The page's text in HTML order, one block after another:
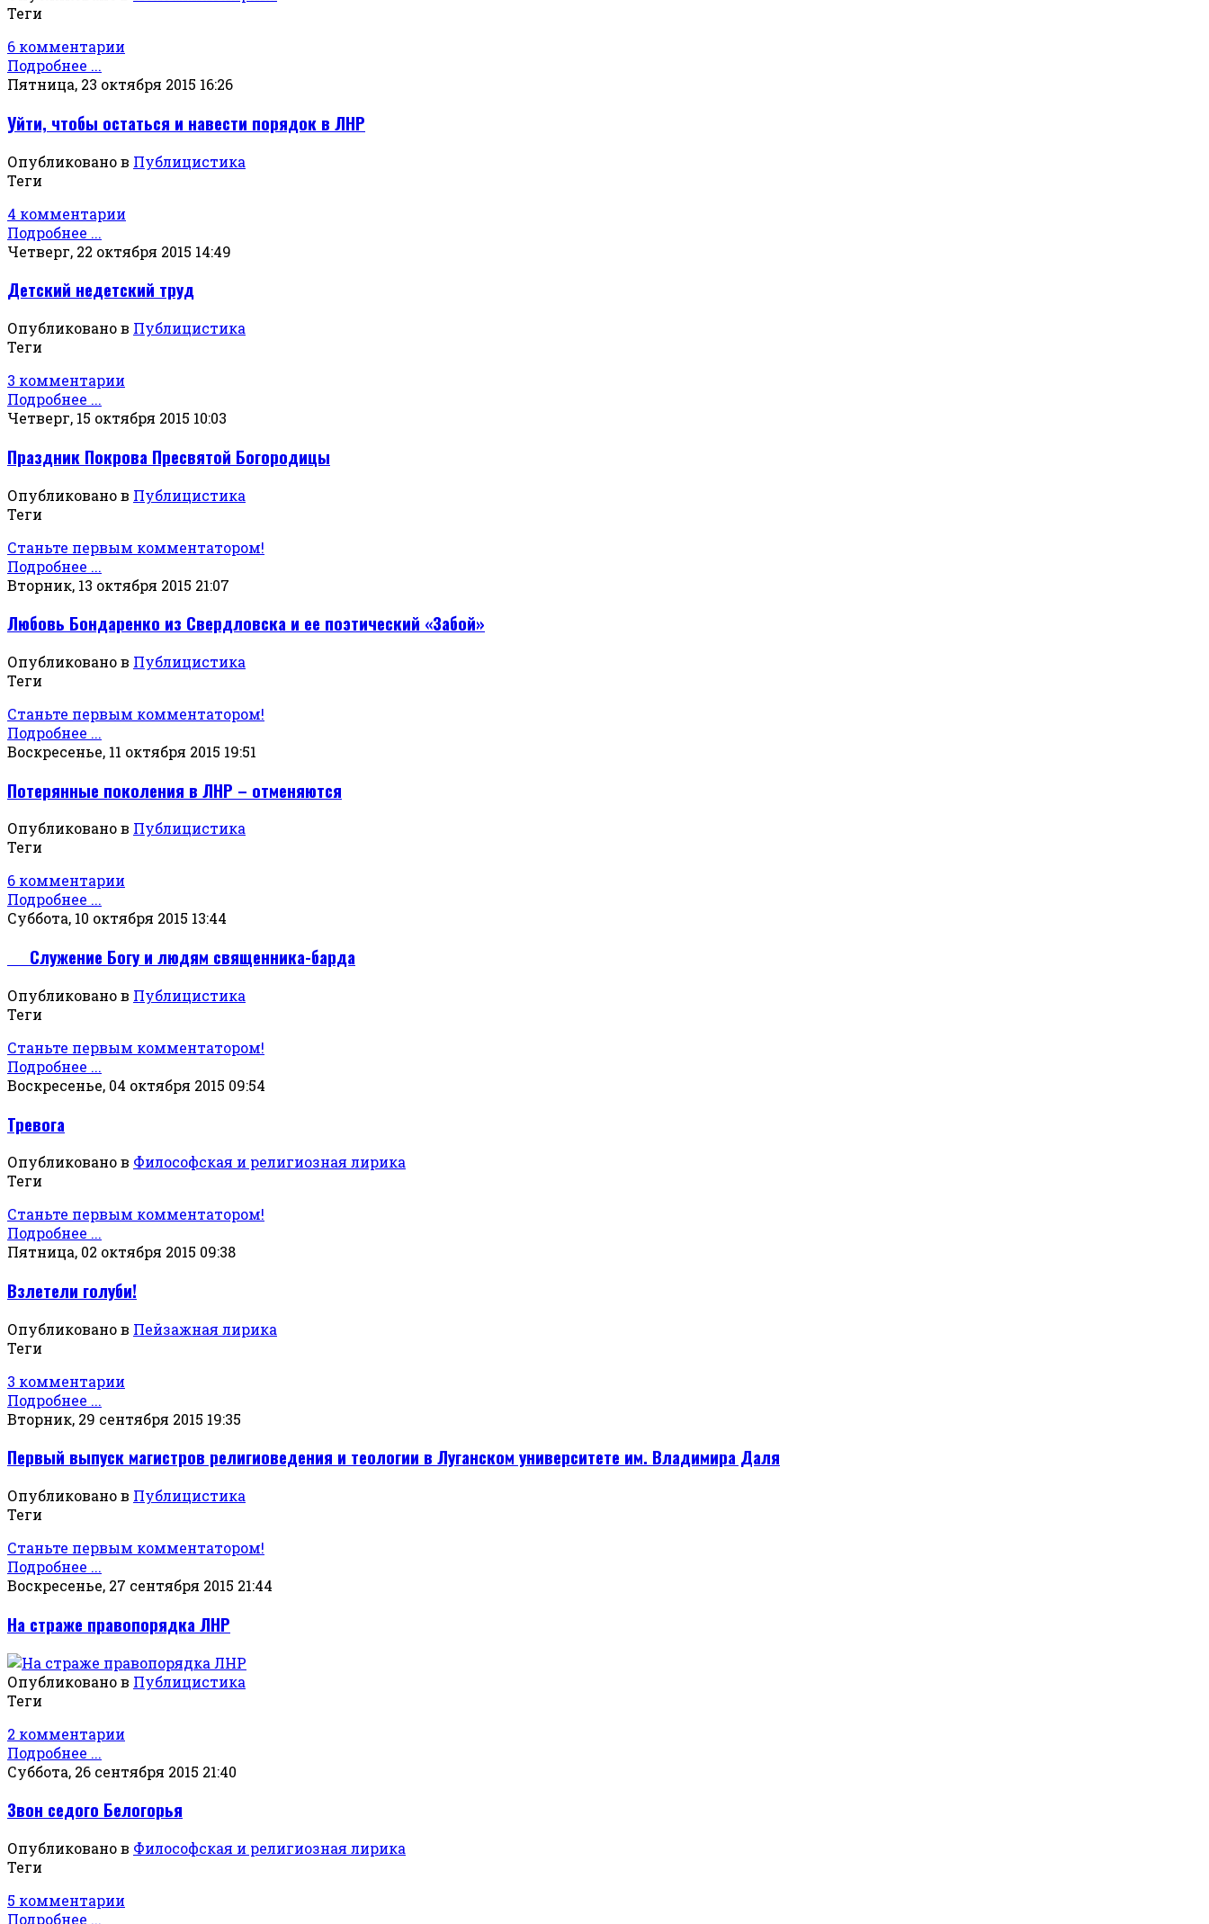
Теги
6 комментарии
Подробнее ...
Пятница, 23 октября 2015 16:26
Уйти, чтобы остаться и навести порядок в ЛНР
Опубликовано в Публицистика
Теги
4 комментарии
Подробнее ...
Четверг, 22 октября 2015 14:49
Детский недетский труд
Опубликовано в Публицистика
Теги
3 комментарии
Подробнее ...
Четверг, 15 октября 2015 10:03
Праздник Покрова Пресвятой Богородицы
Опубликовано в Публицистика
Теги
Станьте первым комментатором!
Подробнее ...
Вторник, 13 октября 2015 21:07
Любовь Бондаренко из Свердловска и ее поэтический «Забой»
Опубликовано в Публицистика
Теги
Станьте первым комментатором!
Подробнее ...
Воскресенье, 11 октября 2015 19:51
Потерянные поколения в ЛНР – отменяются
Опубликовано в Публицистика
Теги
6 комментарии
Подробнее ...
Суббота, 10 октября 2015 13:44
Служение Богу и людям священника-барда
Опубликовано в Публицистика
Теги
Станьте первым комментатором!
Подробнее ...
Воскресенье, 04 октября 2015 09:54
Тревога
Опубликовано в Философская и религиозная лирика
Теги
Станьте первым комментатором!
Подробнее ...
Пятница, 02 октября 2015 09:38
Взлетели голуби!
Опубликовано в Пейзажная лирика
Теги
3 комментарии
Подробнее ...
Вторник, 29 сентября 2015 19:35
Первый выпуск магистров религиоведения и теологии в Луганском университете им. Владимира Даля
Опубликовано в Публицистика
Теги
Станьте первым комментатором!
Подробнее ...
Воскресенье, 27 сентября 2015 21:44
На страже правопорядка ЛНР
Опубликовано в Публицистика
Теги
2 комментарии
Подробнее ...
Суббота, 26 сентября 2015 21:40
Звон седого Белогорья
Опубликовано в Философская и религиозная лирика
Теги
5 комментарии
Подробнее ...